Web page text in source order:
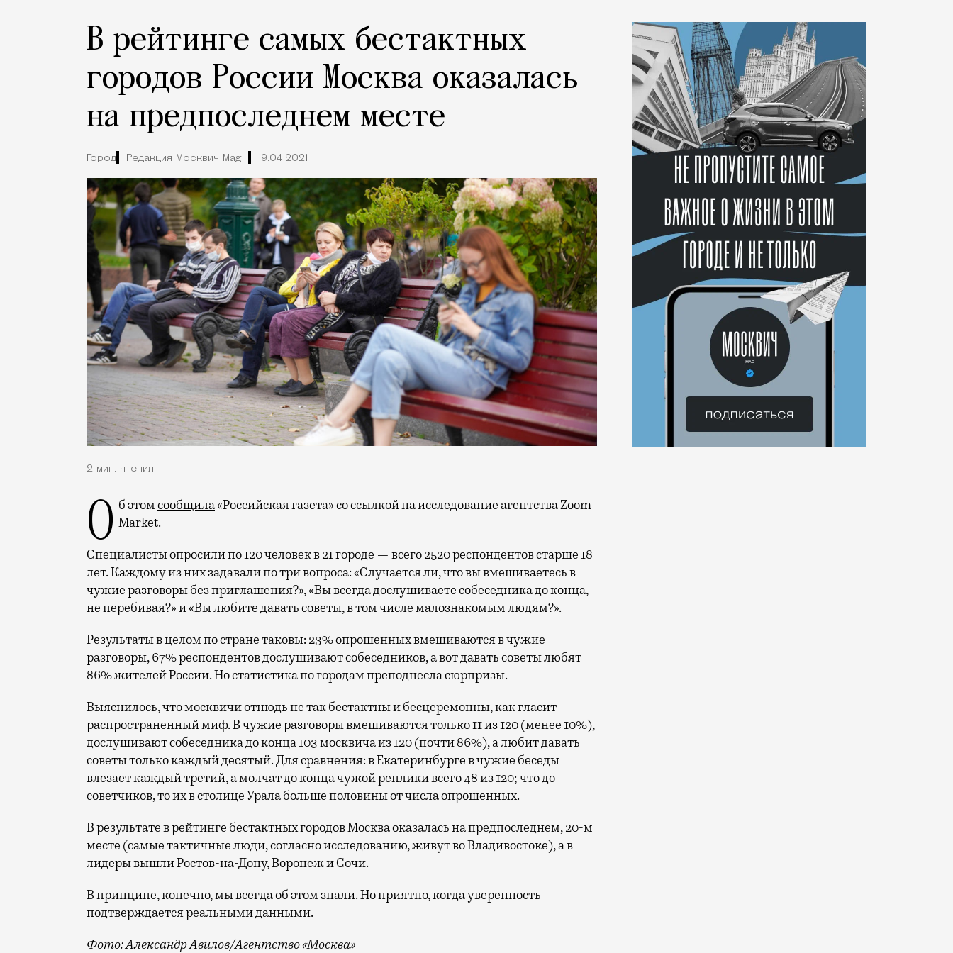
В рейтинге самых бестактных
городов России Москва оказалась
на предпоследнем месте
Город Редакция Москвич Mag 19.04.2021
2 мин. чтения
Об этомсообщила«Российская газета» со ссылкой на исследование агентства Zoom
Market.
Специалисты опросили по 120 человек в 21 городе — всего 2520 респондентов старше 18
лет. Каждому из них задавали по три вопроса: «Случается ли, что вы вмешиваетесь в
чужие разговоры без приглашения?», «Вы всегда дослушиваете собеседника до конца,
не перебивая?» и «Вы любите давать советы, в том числе малознакомым людям?».
Результаты в целом по стране таковы: 23% опрошенных вмешиваются в чужие
разговоры, 67% респондентов дослушивают собеседников, а вот давать советы любят
86% жителей России. Но статистика по городам преподнесла сюрпризы.
Выяснилось, что москвичи отнюдь не так бестактны и бесцеремонны, как гласит
распространенный миф. В чужие разговоры вмешиваются только 11 из 120 (менее 10%),
дослушивают собеседника до конца 103 москвича из 120 (почти 86%), а любит давать
советы только каждый десятый. Для сравнения: в Екатеринбурге в чужие беседы
влезает каждый третий, а молчат до конца чужой реплики всего 48 из 120; что до
советчиков, то их в столице Урала больше половины от числа опрошенных.
В результате в рейтинге бестактных городов Москва оказалась на предпоследнем, 20-м
месте (самые тактичные люди, согласно исследованию, живут во Владивостоке), а в
лидеры вышли Ростов-на-Дону, Воронеж и Сочи.
В принципе, конечно, мы всегда об этом знали. Но приятно, когда уверенность
подтверждается реальными данными.
Фото: Александр Авилов/Агентство «Москва»